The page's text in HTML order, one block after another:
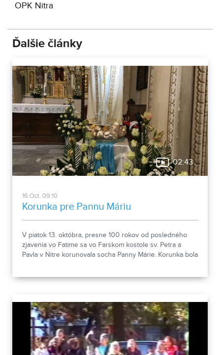
OPK Nitra
Ďalšie články
02:43
16.Oct, 09:10
Korunka pre Pannu Máriu
V piatok 13. októbra, presne 100 rokov od posledného
zjavenia vo Fatime sa vo Farskom kostole sv. Petra a
Pavla v Nitre korunovala socha Panny Márie. Korunka bola